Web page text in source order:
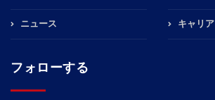
ニュース キャリア
フォローする